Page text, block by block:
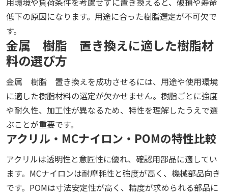
低下の原因になります。用途に合った樹脂選定が不可欠で
す。
金属 樹脂 置き換えに適した樹脂材
料の選び方
金属 樹脂 置き換えを成功させるには、用途や使用環境
に適した樹脂材料の選定が欠かせません。樹脂ごとに強度
や耐久性、加工性が異なるため、特性を理解したうえで選
ぶことが重要です。
アクリル・MCナイロン・POMの特性比較
アクリルは透明性と意匠性に優れ、確認用部品に適してい
ます。MCナイロンは耐摩耗性と強度が高く、機械部品向き
です。POMは寸法安定性が高く、精度が求められる部品に